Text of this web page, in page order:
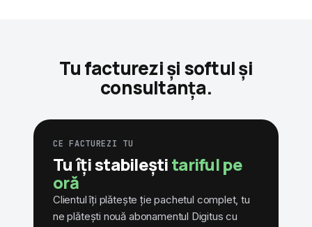
Tu facturezi și softul și
consultanța.
CE FACTUREZI TU
Tu îți stabileștitariful pe
oră
Clientul îți plătește ție pachetul complet, tu
ne plătești nouă abonamentul Digitus cu